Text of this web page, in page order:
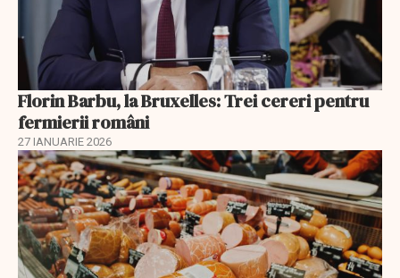
Florin Barbu, la Bruxelles: Trei cereri pentru
fermierii români
27 IANUARIE 2026